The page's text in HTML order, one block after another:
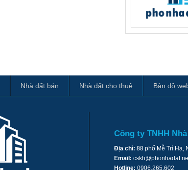
Nhà đất bán Nhà đất cho thuê Bản đồ
Công ty TNHH
Địa chỉ: 88 phố Mễ Trì Hạ,
Email:
Hotline: 0906.265.602